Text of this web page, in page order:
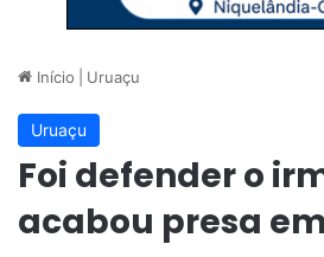
Início Uruaçu
Uruaçu
Foi defender o
acabou presa